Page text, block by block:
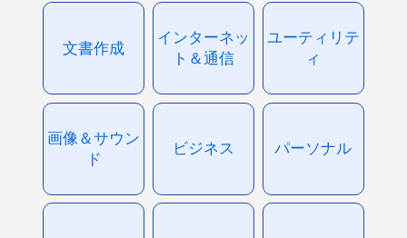
文書作成
インターネッ
ト＆通信
ユーティリテ
ィ
画像＆サウン
ド
ビジネス パーソナル